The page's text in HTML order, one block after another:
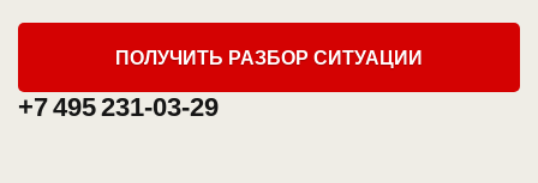
ПОЛУЧИТЬ РАЗБОР СИТУАЦИИ
+7 495 231-03-29